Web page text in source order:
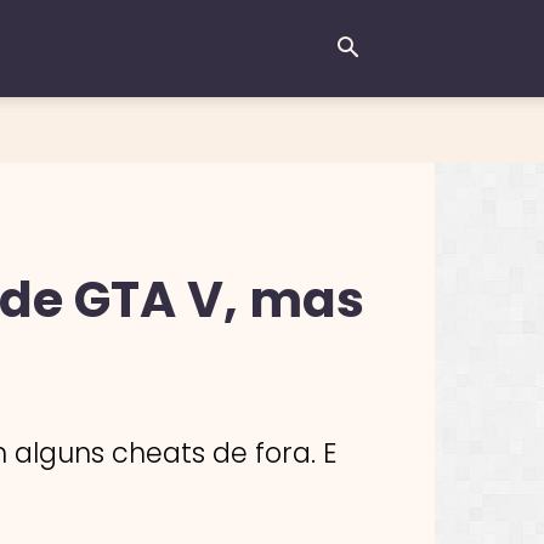
GTA V, mas
cheats de fora. E